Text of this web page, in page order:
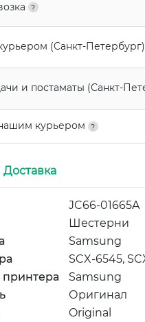
(Санкт-Петербург)
и постаматы (Санкт-
курьером
Доставка
JC66-01665A
Шестерни
Samsung
SCX-6545,
принтера
Samsung
Оригинал
Original